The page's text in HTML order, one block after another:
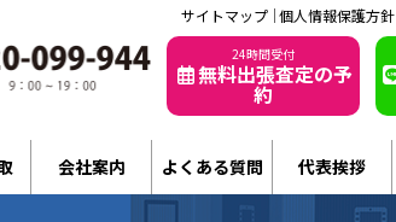
サイトマップ 個人情報保護方針
24時間受付
無料出張査定の予
約
会社案内 よくある質問 代表挨拶